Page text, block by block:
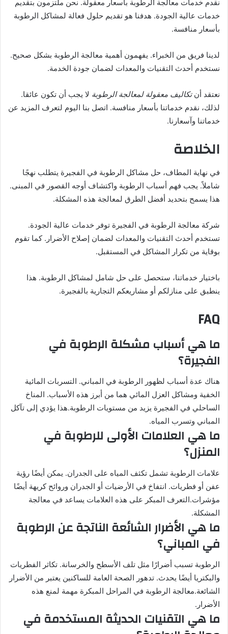
نقدم خدمات معالجة الرطوبة بأسعار معقولة. نحن ملتزمون بتقديم
خدمات عالية الجودة. هدفنا هو تقديم حلول فعالة لمشاكل الرطوبة
بأسعار منافسة.
لدينا فريق من الخبراء. يفهمون أهمية معالجة الرطوبة بشكل صحيح.
نستخدم أحدث التقنيات والمعدات لضمان جودة الخدمة.
نعتقد أنتكاليف معقولة لمعالجة الرطوبة لا يجب أن تكون عائقا.
لذلك، نقدم خدماتنا بأسعار منافسة. اتصل بنا اليوم لتعرف المزيد عن
خدماتنا وآسعارنا.
الخلاصة
في نهاية المطاف، حل مشاكل الرطوبة في الفجيرة يتطلب نهجًا
شاملاً. يجب فهم أسباب الرطوبة واكتشاف أوجه القصور في المبنى.
هذا يسمح بتحديد أفضل الطرق لمعالجة هذه المشكلة.
شركة معالجة الرطوبة في الفجيرة توفر خدمات عالية الجودة.
تستخدم أحدث التقنيات والمعدات لضمان إصلاح الأضرار. كما تقوم
بوقاية من تكرار المشاكل في المستقبل.
باختيار خدماتنا، ستحصل على حل شامل لمشاكل الرطوبة. هذا
ينطبق على منازلكم أو مشاريعكم التجارية بالفجيرة.
FAQ
ما هي أسباب مشكلة الرطوبة في
الفجيرة؟
هناك عدة أسباب لظهور الرطوبة في المباني. التسربات المائية
الخفية ومشاكل العزل المائي هما من أبرز هذه الأسباب. المناخ
الساحلي في الفجيرة يزيد من مستويات الرطوبة.هذا يؤدي إلى تآكل
المباني وتسرب المياه.
ما هي العلامات الأولى للرطوبة في
المنزل؟
علامات الرطوبة تشمل تكثف المياه على الجدران. يمكن أيضًا رؤية
عفن أو فطريات. انتفاخ في الأرضيات أو الجدران وروائح كريهة أيضًا
مؤشرات.التعرف المبكر على هذه العلامات يساعد في معالجة
المشكلة.
ما هي الأضرار الشائعة الناتجة عن الرطوبة
في المباني؟
الرطوبة تسبب أضرارًا مثل تلف الأسطح والخرسانة. تكاثر الفطريات
والبكتريا أيضًا يحدث. تدهور الصحة العامة للساكنين يعتبر من الأضرار
الشائعة.معالجة الرطوبة في المراحل المبكرة مهمة لمنع هذه
الأضرار.
ما هي التقنيات الحديثة المستخدمة في